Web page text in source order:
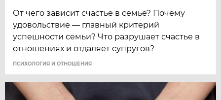
От чего зависит счастье в семье? Почему
удовольствие — главный критерий
успешности семьи? Что разрушает счастье в
отношениях и отдаляет супругов?
ПСИХОЛОГИЯ И ОТНОШЕНИЯ